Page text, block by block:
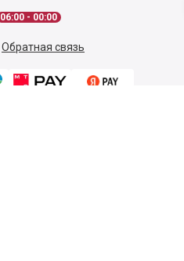
06:00 - 00:00
Обратная связь